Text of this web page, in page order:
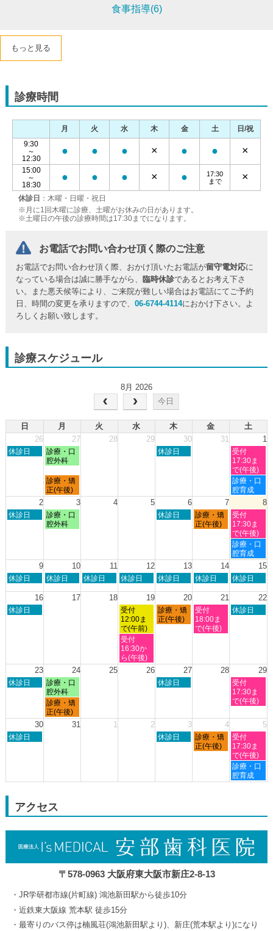
食事指導(6)
もっと見る
診療時間
休診日 ：木曜・日曜・祝日
※月に1回木曜に診療、土曜がお休みの日があります。
※土曜日の午後の診療時間は17:30までになります。
月 火 水 木 金 土
日/祝
9:30
～
12:30
● ● ● × ● ● ×
15:00
～
18:30
● ● ● × ●
17:30
まで
×
お電話でお問い合わせ頂く際のご注意
お電話でお問い合わせ頂く際、おかけ頂いたお電話が留守電対応に
なっている場合は誠に勝手ながら、
臨時休診であるとお考え下さ
い。また悪天候等により、ご来院が難しい場合はお電話にてご予約
日、時間の変更を承りますので、06-6744-4114におかけ下さい。よ
ろしくお願い致します。
診療スケジュール
8月 2026
今日
日 月 火 水 木 金
土
26
27 28 29 30 31 1
日
26th
休診日
月
曜
7
月
27th
診療・口
腔外科
木
30th
休診日
土
曜
日,
8
月
1st
受付
17:30ま
で(午後)
月
曜
日,
月
27th
診療・矯
正(午後)
土
曜
日,
月
1st
2026
診療・口
腔育成
2 3 4 5 6 7 8
日
2nd
休診日
月
曜
3rd
診療・口
腔外科
木
6th
休診日
金
曜
7th
診療・矯
正(午後)
土
曜
日,
8
月
8th
受付
17:30ま
で(午後)
土
曜
日,
月
診療・口
腔育成
9 10 11 12 13 14 15
日
8
月
休診日
月
休診日
火
休診日
水
8
月
12th
2026
休診日
木
8
月
13th
休診日
金
8
月
14th
2026
休診日
土
8
月
休診日
16 17 18 19 20 21 22
日
2026
休診日
水
曜
日,
8
月
19th
2026
受付
12:00ま
で(午前)
木
曜
2026
診療・矯
正(午後)
金
曜
日,
2026
受付
18:00ま
で(午後)
土
2026
休診日
水
曜
日,
8
受付
16:30か
ら(午後)
23 24 25 26 27 28 29
日
月
2026
休診日
月
曜
日,
8
月
診療・口
腔外科
木
月
2026
休診日
土
曜
日,
月
2026
受付
17:30ま
で(午後)
月
曜
日,
診療・矯
正(午後)
30 31 1 2 3 4 5
日
30th
休診日
木
3rd
休診日
金
曜
4th
診療・矯
正(午後)
土
曜
日,
9
月
5th
受付
17:30ま
で(午後)
土
曜
日,
診療・口
腔育成
アクセス
〒578-0963 大阪府東大阪市新庄2-8-13
JR学研都市線(片町線) 鴻池新田駅から徒歩10分
近鉄東大阪線 荒本駅 徒歩15分
最寄りのバス停は楠風荘(鴻池新田駅より)、新庄(荒本駅より)になり